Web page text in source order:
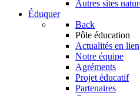
Autres sites
Éduquer
Back
Pôle éducation
Actualités en lien
Notre équipe
Agréments
Projet éducatif
Partenaires